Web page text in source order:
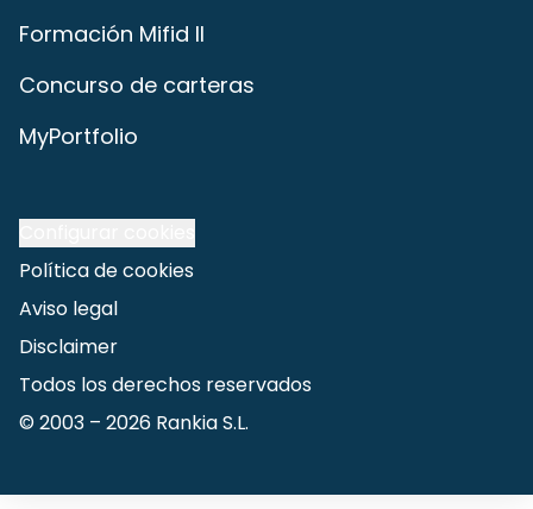
Formación Mifid II
Concurso de carteras
MyPortfolio
Política de cookies
Aviso legal
Disclaimer
Todos los derechos reservados
© 2003 – 2026 Rankia S.L.